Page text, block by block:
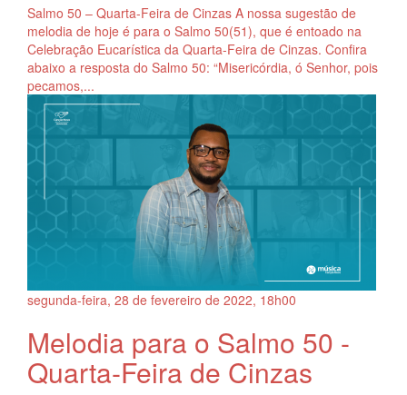
Salmo 50 – Quarta-Feira de Cinzas A nossa sugestão de
melodia de hoje é para o Salmo 50(51), que é entoado na
Celebração Eucarística da Quarta-Feira de Cinzas. Confira
abaixo a resposta do Salmo 50: “Misericórdia, ó Senhor, pois
pecamos,...
segunda-feira, 28 de fevereiro de 2022, 18h00
Melodia para o Salmo 50 -
Quarta-Feira de Cinzas